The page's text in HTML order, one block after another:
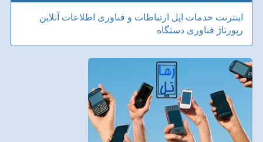
اینترنت خدمات اپل ارتباطات و فناوری اطلاعات آنلاین
رپورتاژ فناوری دستگاه